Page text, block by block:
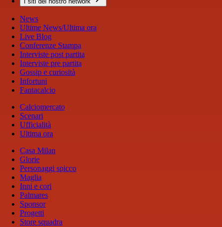
News
Ultime News/Ultima ora
Live Blog
Conferenze Stampa
Interviste post partita
Interviste pre partita
Gossip e curiosità
Infortuni
Fantacalcio
Calciomercato
Scenari
Ufficialità
Ultima ora
Casa Milan
Glorie
Personaggi spicco
Maglia
Inni e cori
Palmares
Sponsor
Progetti
Store squadra